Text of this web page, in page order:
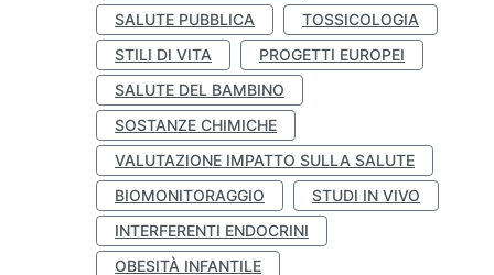
SALUTE PUBBLICA
TOSSICOLOGIA
STILI DI VITA
PROGETTI EUROPEI
SALUTE DEL BAMBINO
SOSTANZE CHIMICHE
VALUTAZIONE IMPATTO SULLA SALUTE
BIOMONITORAGGIO
STUDI IN VIVO
INTERFERENTI ENDOCRINI
OBESITÀ INFANTILE